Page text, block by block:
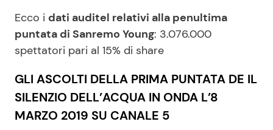
Ecco i dati auditel relativi alla penultima
puntata di Sanremo Young: 3.076.000
spettatori pari al 15% di share
GLI ASCOLTI DELLA PRIMA PUNTATA DE IL
SILENZIO DELL’ACQUA IN ONDA L’8
MARZO 2019 SU CANALE 5